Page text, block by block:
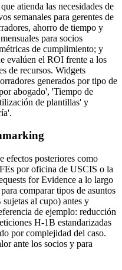
atienda las necesidades de
semanales para gerentes de
ahorro de tiempo y
para socios
de cumplimiento; y
evalúen el ROI frente a los
de recursos. Widgets
generados por tipo de
abogado', 'Tiempo de
de plantillas' y
efectos posteriores como
por oficina de USCIS o la
for Evidence a lo largo
comparar tipos de asuntos
al cupo) antes y
de ejemplo: reducción
H-1B estandarizadas
por complejidad del caso.
ante los socios y para